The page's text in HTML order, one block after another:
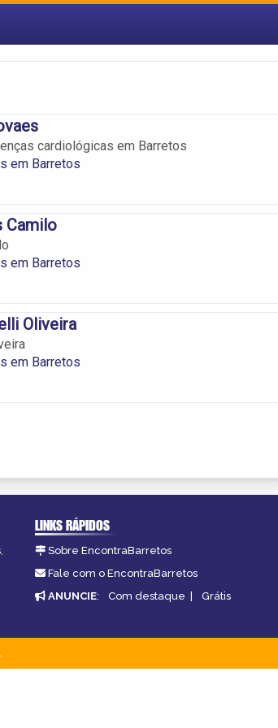
cardiológicas em Barretos
em Barretos
Camilo
em Barretos
Oliveira
em Barretos
LINKS RÁPIDOS
Sobre EncontraBarretos
Fale com o EncontraBarretos
ANUNCIE: Com destaque | Grátis